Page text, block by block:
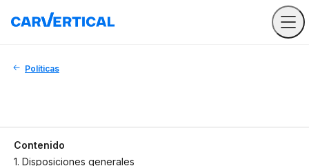
Políticas
Contenido
1. Disposiciones generales